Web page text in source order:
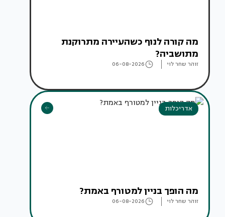
מה קורה לנוף כשהעיירה מתרוקנת
מתושביה?
זוהר שחר לוי 06-08-2026
אדריכלות
מה הופך בניין למטורף באמת?
זוהר שחר לוי 06-08-2026